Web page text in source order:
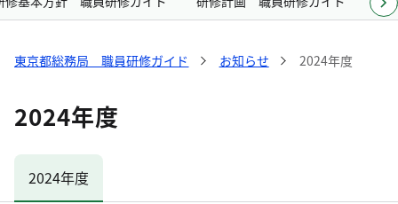
東京都総務局 職員研修ガイド お知らせ 2024年度
2024年度
2024年度